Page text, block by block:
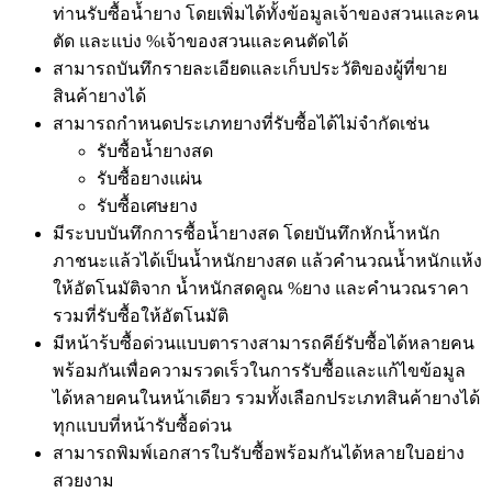
ท่านรับซื้อน้ำยาง โดยเพิ่มได้ทั้งข้อมูลเจ้าของสวนและคน
ตัด และแบ่ง %เจ้าของสวนและคนตัดได้
สามารถบันทึกรายละเอียดและเก็บประวัติของผู้ที่ขาย
สินค้ายางได้
สามารถกำหนดประเภทยางที่รับซื้อได้ไม่จำกัดเช่น
รับซื้อน้ำยางสด
รับซื้อยางแผ่น
รับซื้อเศษยาง
มีระบบบันทึกการซื้อน้ำยางสด โดยบันทึกหักน้ำหนัก
ภาชนะแล้วได้เป็นน้ำหนักยางสด แล้วคำนวณน้ำหนักแห้ง
ให้อัตโนมัติจาก น้ำหนักสดคูณ %ยาง และคำนวณราคา
รวมที่รับซื้อให้อัตโนมัติ
มีหน้าร้บซื้อด่วนแบบตารางสามารถคีย์รับซื้อได้หลายคน
พร้อมกันเพื่อความรวดเร็วในการรับซื้อและแก้ไขข้อมูล
ได้หลายคนในหน้าเดียว รวมทั้งเลือกประเภทสินค้ายางได้
ทุกแบบที่หน้ารับซื้อด่วน
สามารถพิมพ์เอกสารใบรับซื้อพร้อมกันได้หลายใบอย่าง
สวยงาม